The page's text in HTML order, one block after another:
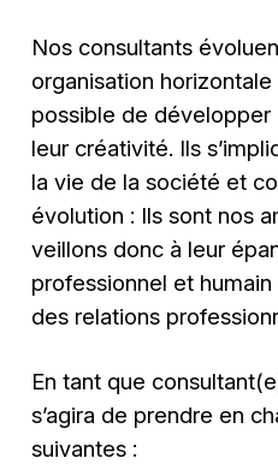
Nos consultants
organisation
possible de
leur créativité. Ils
la vie de la société et
évolution : Ils sont nos
veillons donc à leur
professionnel et
des relations
En tant que
s’agira de prendre en
suivantes :